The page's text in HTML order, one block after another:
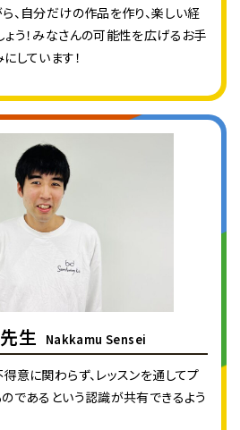
、自分だけの作品を作り、楽しい経
う！みなさんの可能性を広げるお手
しています！
生 Nakkamu Sensei
意に関わらず、レッスンを通してプ
であるという認識が共有できるよう